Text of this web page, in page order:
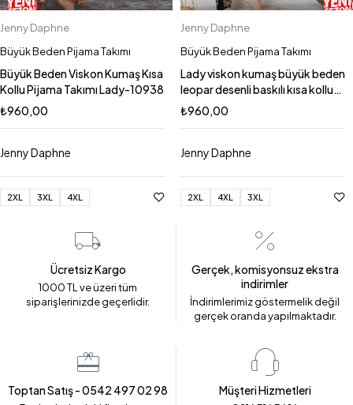
Jenny Daphne
Büyük Beden Pijama Takımı
Büyük Beden Viskon Kumaş Kısa
Kollu Pijama Takımı Lady-10938
₺960,00
Jenny Daphne
2XL 3XL 4XL
Jenny Daphne
Büyük Beden Pijama Takımı
Lady viskon kumaş büyük beden
leopar desenli baskılı kısa kollu
uzun pijama takımı 10987
₺960,00
Jenny Daphne
2XL 4XL 3XL
Ücretsiz Kargo
1000 TL ve üzeri tüm
siparişlerinizde geçerlidir.
Gerçek, komisyonsuz ekstra
indirimler
İndirimlerimiz göstermelik değil
gerçek oranda yapılmaktadır.
Toptan Satış - 0542 497 02 98 Müşteri Hizmetleri